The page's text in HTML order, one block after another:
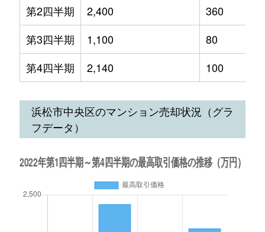
第2四半期 2,400
360
第3四半期
1,100
80
第4四半期
2,140 100
浜松市中央区のマンション売却状況（グラ
フデータ）